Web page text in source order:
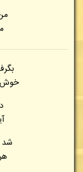
خوش
شد